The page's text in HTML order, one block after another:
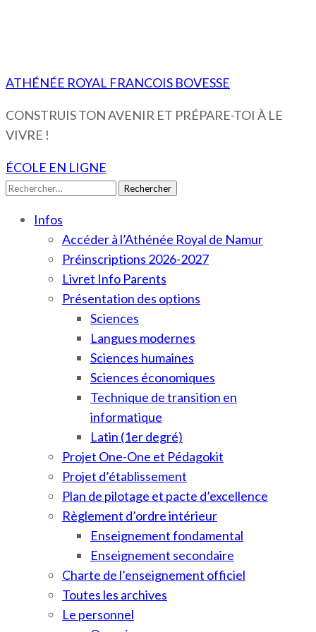
ATHÉNÉE ROYAL FRANCOIS BOVESSE
CONSTRUIS TON AVENIR ET PRÉPARE-TOI À LE
VIVRE !
ÉCOLE EN LIGNE
Rechercher :
Infos
Accéder à l’Athénée Royal de Namur
Préinscriptions 2026-2027
Livret Info Parents
Présentation des options
Sciences
Langues modernes
Sciences humaines
Sciences économiques
Technique de transition en
informatique
Latin (1er degré)
Projet One-One et Pédagokit
Projet d’établissement
Plan de pilotage et pacte d’excellence
Règlement d’ordre intérieur
Enseignement fondamental
Enseignement secondaire
Charte de l’enseignement officiel
Toutes les archives
Le personnel